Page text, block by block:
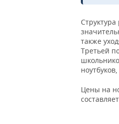
также
Третьей
Цены на